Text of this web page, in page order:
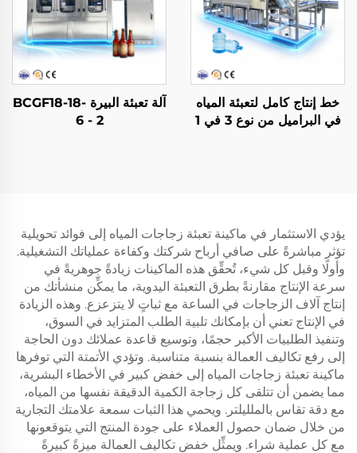
خط إنتاج كامل لتعبئة المياه
في البراميل من نوع 3 في 1
آلة تعبئة البيرة BCGF18-18-
6 - 2
يؤدي الاستثمار في ماكينة تعبئة زجاجات المياه إلى فوائد تحويلية
تؤثر مباشرةً على صافي أرباح شركتك وكفاءة عملياتك التشغيلية.
وأولًا وقبل كل شيء، تُحقِّق هذه الماكينات زيادةً جوهريةً في
سرعة الإنتاج مقارنةً بطرق التعبئة اليدوية، ما يمكِّن منشأتك من
إنتاج آلاف الزجاجات في الساعة مع ثباتٍ لا يتزعزع. وهذه الزيادة
في الإنتاج تعني أن بإمكانك تلبية الطلب المتزايد في السوق،
وتنفيذ الطلبيات الأكبر حجمًا، وتوسيع قاعدة عملائك دون الحاجة
إلى رفع تكاليف العمالة بنسبة متناسبة. وتؤدي الأتمتة التي توفرها
ماكينة تعبئة زجاجات المياه إلى خفض كبير في الأخطاء البشرية،
مما يضمن أن تتلقى كل زجاجة الكمية الدقيقة نفسها من المياه،
مع دقة تقاس بالملليلتر. ويحمي هذا الثبات سمعة علامتك التجارية
من خلال ضمان حصول العملاء على جودة المنتج التي يتوقعونها
مع كل عملية شراء. ويمثِّل خفض تكاليف العمالة ميزةً كبيرةً